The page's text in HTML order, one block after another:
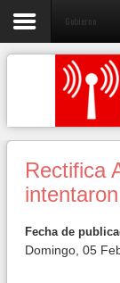
Gobierno
Rectifica
Fecha de
Domingo, 05